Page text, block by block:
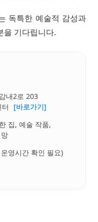
독특한 예술적 감성과
을 기다립니다.
내2로 203
[바로가기]
집, 예술 작품,
영시간 확인 필요)